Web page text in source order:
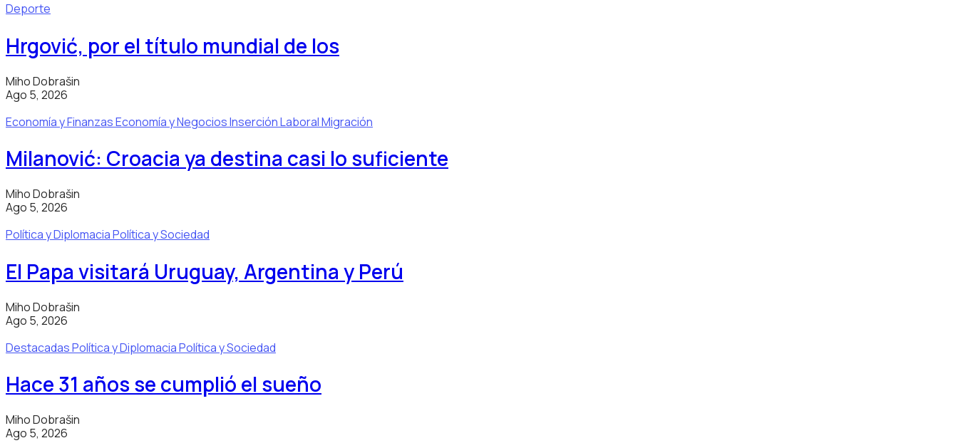
Deporte
Hrgović, por el título mundial de los
Miho Dobrašin
Ago 5, 2026
Economía y FinanzasEconomía y NegociosInserción LaboralMigración
Milanović: Croacia ya destina casi lo suficiente
Miho Dobrašin
Ago 5, 2026
Política y DiplomaciaPolítica y Sociedad
El Papa visitará Uruguay, Argentina y Perú
Miho Dobrašin
Ago 5, 2026
DestacadasPolítica y DiplomaciaPolítica y Sociedad
Hace 31 años se cumplió el sueño
Miho Dobrašin
Ago 5, 2026